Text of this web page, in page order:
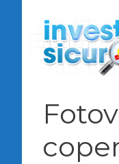
contenuto